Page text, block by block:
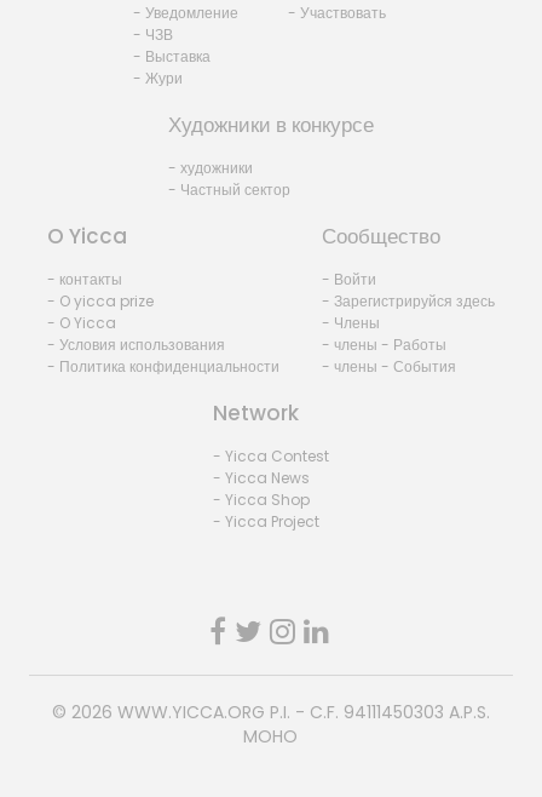
- Уведомление
- ЧЗВ
- Выставка
- Жури
- Участвовать
Художники в конкурсе
- художники
- Частный сектор
O Yicca
- контакты
- O yicca prize
- O Yicca
- Условия использования
- Политика конфиденциальности
Сообщество
- Войти
- Зарегистрируйся здесь
- Члены
- члены - Работы
- члены - События
Network
- Yicca Contest
- Yicca News
- Yicca Shop
- Yicca Project
© 2026 WWW.YICCA.ORG P.I. - C.F. 94111450303 A.P.S.
MOHO